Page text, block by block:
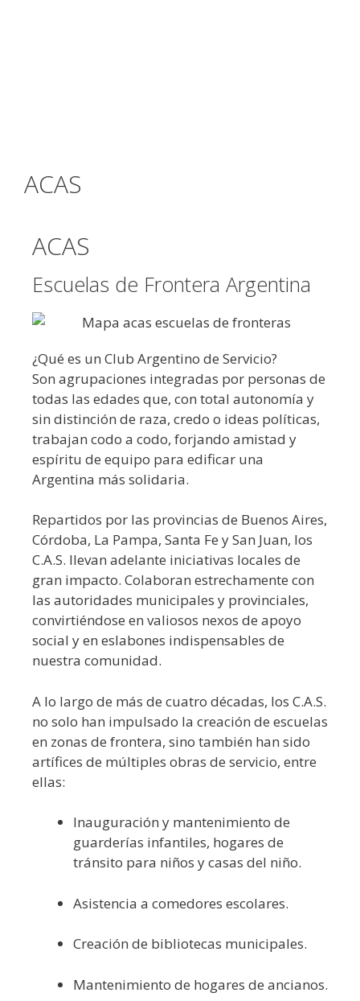
ACAS
ACAS
Escuelas de Frontera Argentina
¿Qué es un Club Argentino de Servicio?
Son agrupaciones integradas por personas de
todas las edades que, con total autonomía y
sin distinción de raza, credo o ideas políticas,
trabajan codo a codo, forjando amistad y
espíritu de equipo para edificar una
Argentina más solidaria.
Repartidos por las provincias de Buenos Aires,
Córdoba, La Pampa, Santa Fe y San Juan, los
C.A.S. llevan adelante iniciativas locales de
gran impacto. Colaboran estrechamente con
las autoridades municipales y provinciales,
convirtiéndose en valiosos nexos de apoyo
social y en eslabones indispensables de
nuestra comunidad.
A lo largo de más de cuatro décadas, los C.A.S.
no solo han impulsado la creación de escuelas
en zonas de frontera, sino también han sido
artífices de múltiples obras de servicio, entre
ellas:
Inauguración y mantenimiento de
guarderías infantiles, hogares de
tránsito para niños y casas del niño.
Asistencia a comedores escolares.
Creación de bibliotecas municipales.
Mantenimiento de hogares de ancianos.